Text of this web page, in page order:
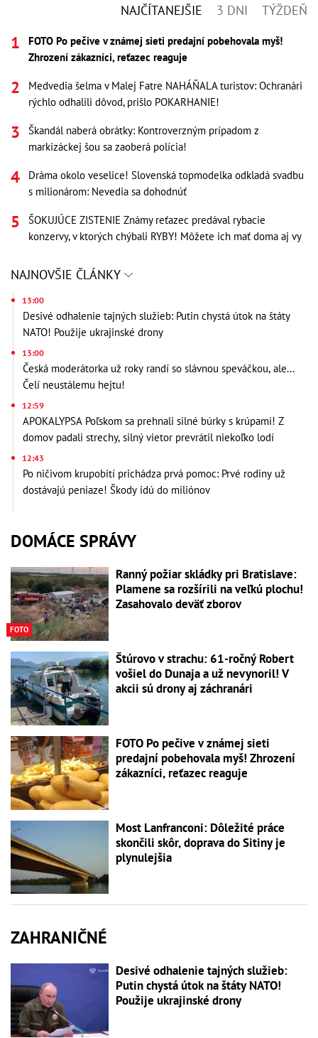
NAJČÍTANEJŠIE 3 DNI TÝŽDEŇ
FOTO Po pečive v známej sieti predajní pobehovala myš!
Zhrození zákazníci, reťazec reaguje
Medvedia šelma v Malej Fatre NAHÁŇALA turistov: Ochranári
rýchlo odhalili dôvod, prišlo POKARHANIE!
Škandál naberá obrátky: Kontroverzným prípadom z
markizáckej šou sa zaoberá polícia!
Dráma okolo veselice! Slovenská topmodelka odkladá svadbu
s milionárom: Nevedia sa dohodnúť
ŠOKUJÚCE ZISTENIE Známy reťazec predával rybacie
konzervy, v ktorých chýbali RYBY! Môžete ich mať doma aj vy
NAJNOVŠIE ČLÁNKY
13:00
Desivé odhalenie tajných služieb: Putin chystá útok na štáty
NATO! Použije ukrajinské drony
13:00
Česká moderátorka už roky randí so slávnou speváčkou, ale...
Čelí neustálemu hejtu!
12:59
APOKALYPSA Poľskom sa prehnali silné búrky s krúpami! Z
domov padali strechy, silný vietor prevrátil niekoľko lodí
12:43
Po ničivom krupobití prichádza prvá pomoc: Prvé rodiny už
dostávajú peniaze! Škody idú do miliónov
DOMÁCE SPRÁVY
FOTO
Ranný požiar skládky pri Bratislave:
Plamene sa rozšírili na veľkú plochu!
Zasahovalo deväť zborov
Štúrovo v strachu: 61-ročný Robert
vošiel do Dunaja a už nevynoril! V
akcii sú drony aj záchranári
FOTO Po pečive v známej sieti
predajní pobehovala myš! Zhrození
zákazníci, reťazec reaguje
Most Lanfranconi: Dôležité práce
skončili skôr, doprava do Sitiny je
plynulejšia
ZAHRANIČNÉ
Desivé odhalenie tajných služieb:
Putin chystá útok na štáty NATO!
Použije ukrajinské drony